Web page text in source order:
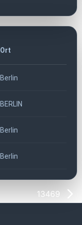
Ort
Berlin
BERLIN
Berlin
Berlin
13469